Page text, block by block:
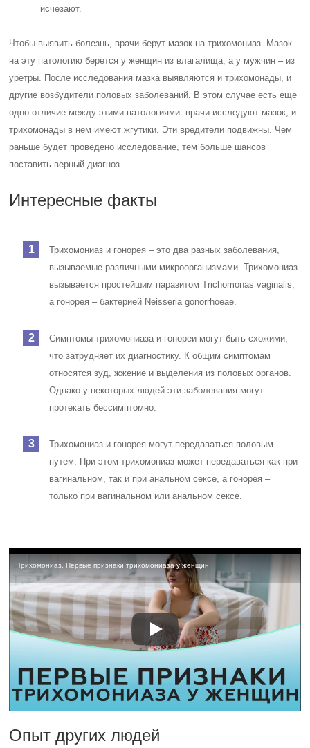
исчезают.
Чтобы выявить болезнь, врачи берут мазок на трихомониаз. Мазок
на эту патологию берется у женщин из влагалища, а у мужчин – из
уретры. После исследования мазка выявляются и трихомонады, и
другие возбудители половых заболеваний. В этом случае есть еще
одно отличие между этими патологиями: врачи исследуют мазок, и
трихомонады в нем имеют жгутики. Эти вредители подвижны. Чем
раньше будет проведено исследование, тем больше шансов
поставить верный диагноз.
Интересные факты
Трихомониаз и гонорея – это два разных заболевания,
вызываемые различными микроорганизмами. Трихомониаз
вызывается простейшим паразитом Trichomonas vaginalis,
а гонорея – бактерией Neisseria gonorrhoeae.
Симптомы трихомониаза и гонореи могут быть схожими,
что затрудняет их диагностику. К общим симптомам
относятся зуд, жжение и выделения из половых органов.
Однако у некоторых людей эти заболевания могут
протекать бессимптомно.
Трихомониаз и гонорея могут передаваться половым
путем. При этом трихомониаз может передаваться как при
вагинальном, так и при анальном сексе, а гонорея –
только при вагинальном или анальном сексе.
Трихомониаз. Первые признаки трихомониаза у женщин
Опыт других людей